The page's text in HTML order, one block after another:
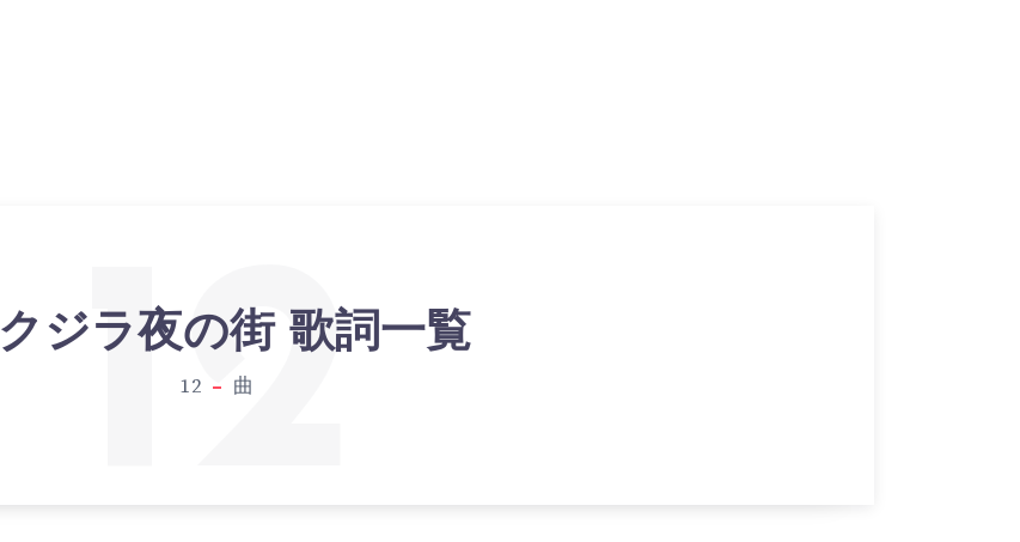
クジラ夜の街 歌詞一覧
12 曲
12